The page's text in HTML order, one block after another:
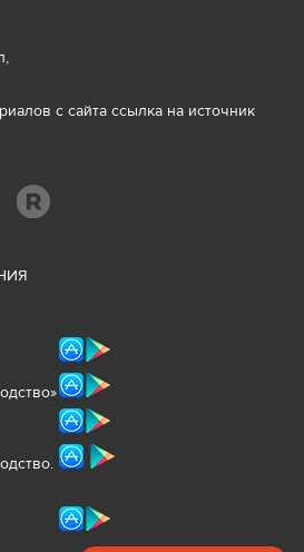
с сайта ссылка на источник
во»
одство.